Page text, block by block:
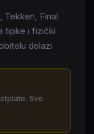
Final
tipke i fizički
dolazi
Sve